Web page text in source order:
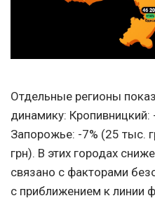
Отдельные регионы
динамику: Кропивницкий:
Запорожье: -7% (25 тыс.
грн). В этих городах
связано с факторами
с приближением к линии